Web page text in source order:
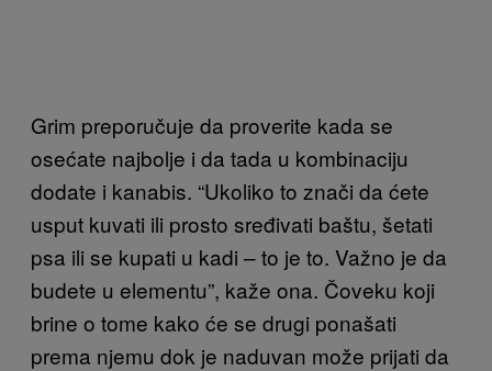
Grim preporučuje da proverite kada se
osećate najbolje i da tada u kombinaciju
dodate i kanabis. “Ukoliko to znači da ćete
usput kuvati ili prosto sređivati baštu, šetati
psa ili se kupati u kadi – to je to. Važno je da
budete u elementu”, kaže ona. Čoveku koji
brine o tome kako će se drugi ponašati
prema njemu dok je naduvan može prijati da